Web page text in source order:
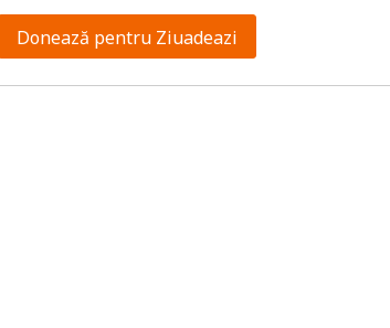
Donează pentru Ziuadeazi